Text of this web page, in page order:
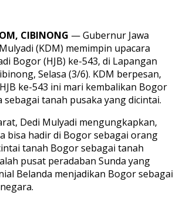
CIBINONG — Gubernur Jawa
(KDM) memimpin upacara
Bogor (HJB) ke-543, di Lapangan
Selasa (3/6). KDM berpesan,
ke-543 ini mari kembalikan Bogor
sebagai tanah pusaka yang dicintai.
Dedi Mulyadi mengungkapkan,
bisa hadir di Bogor sebagai orang
tanah Bogor sebagai tanah
pusat peradaban Sunda yang
Belanda menjadikan Bogor sebagai